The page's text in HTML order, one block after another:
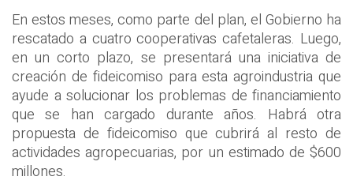
En estos meses, como parte del plan, el Gobierno ha
rescatado a cuatro cooperativas cafetaleras. Luego,
en un corto plazo, se presentará una iniciativa de
creación de fideicomiso para esta agroindustria que
ayude a solucionar los problemas de financiamiento
que se han cargado durante años. Habrá otra
propuesta de fideicomiso que cubrirá al resto de
actividades agropecuarias, por un estimado de $600
millones.